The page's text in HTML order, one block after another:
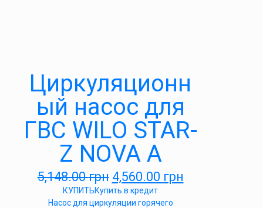
Циркуляционн
ый насос для
ГВС WILO STAR-
Z NOVA A
5,148.00грн 4,560.00 грн
КУПИТЬКупить в кредит
Насос для циркуляции горячего